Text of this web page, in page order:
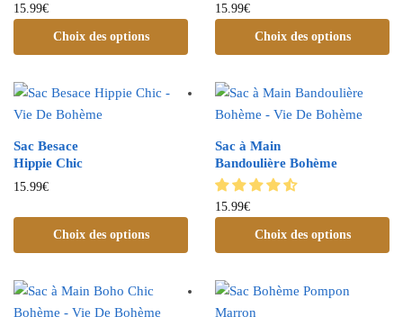
15.99€
Choix des options
15.99€
Choix des options
Sac Besace
Hippie Chic
15.99€
Choix des options
Sac à Main
Bandoulière Bohème
15.99€
Choix des options